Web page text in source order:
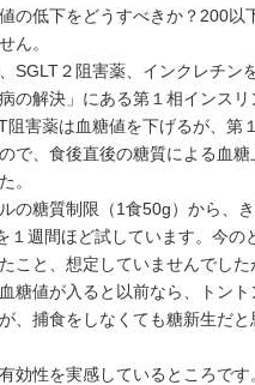
の低下をどうすべきか？200以
ん。
SGLT２阻害薬、インクレチン
の解決」にある第１相インスリ
阻害薬は血糖値を下げるが、第
で、食後直後の糖質による血
。
の糖質制限（1食50g）から、
１週間ほど試しています。今の
こと、想定していませんでし
糖値が入ると以前なら、トント
、捕食をしなくても糖新生だ
効性を実感しているところです